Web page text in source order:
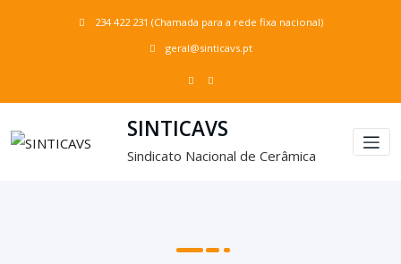
234 422 231 (Chamada para a rede fixa nacional)
geral@sinticavs.pt
SINTICAVS
Sindicato Nacional de Cerâmica